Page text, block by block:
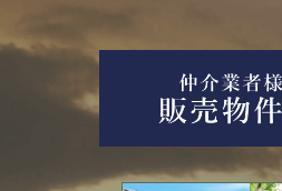
2021年04月 (5)
2021年03月 (2)